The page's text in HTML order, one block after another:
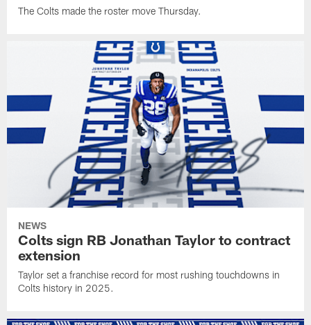
The Colts made the roster move Thursday.
NEWS
Colts sign RB Jonathan Taylor to contract
extension
Taylor set a franchise record for most rushing touchdowns in
Colts history in 2025.